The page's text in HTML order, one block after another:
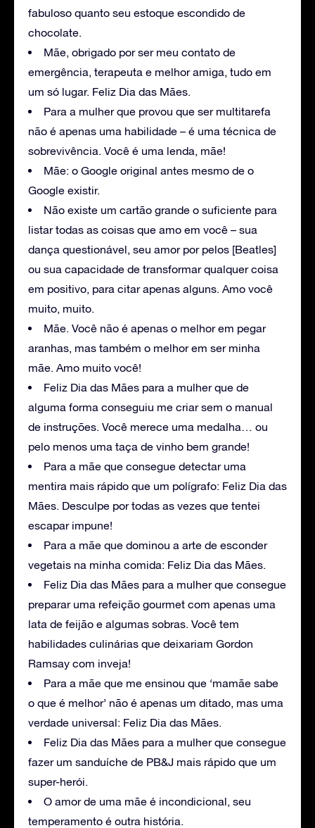
fabuloso quanto seu estoque escondido de
chocolate.
Mãe, obrigado por ser meu contato de
emergência, terapeuta e melhor amiga, tudo em
um só lugar. Feliz Dia das Mães.
Para a mulher que provou que ser multitarefa
não é apenas uma habilidade – é uma técnica de
sobrevivência. Você é uma lenda, mãe!
Mãe: o Google original antes mesmo de o
Google existir.
Não existe um cartão grande o suficiente para
listar todas as coisas que amo em você – sua
dança questionável, seu amor por pelos [Beatles]
ou sua capacidade de transformar qualquer coisa
em positivo, para citar apenas alguns. Amo você
muito, muito.
Mãe. Você não é apenas o melhor em pegar
aranhas, mas também o melhor em ser minha
mãe. Amo muito você!
Feliz Dia das Mães para a mulher que de
alguma forma conseguiu me criar sem o manual
de instruções. Você merece uma medalha… ou
pelo menos uma taça de vinho bem grande!
Para a mãe que consegue detectar uma
mentira mais rápido que um polígrafo: Feliz Dia das
Mães. Desculpe por todas as vezes que tentei
escapar impune!
Para a mãe que dominou a arte de esconder
vegetais na minha comida: Feliz Dia das Mães.
Feliz Dia das Mães para a mulher que consegue
preparar uma refeição gourmet com apenas uma
lata de feijão e algumas sobras. Você tem
habilidades culinárias que deixariam Gordon
Ramsay com inveja!
Para a mãe que me ensinou que ‘mamãe sabe
o que é melhor’ não é apenas um ditado, mas uma
verdade universal: Feliz Dia das Mães.
Feliz Dia das Mães para a mulher que consegue
fazer um sanduíche de PB&J mais rápido que um
super-herói.
O amor de uma mãe é incondicional, seu
temperamento é outra história.